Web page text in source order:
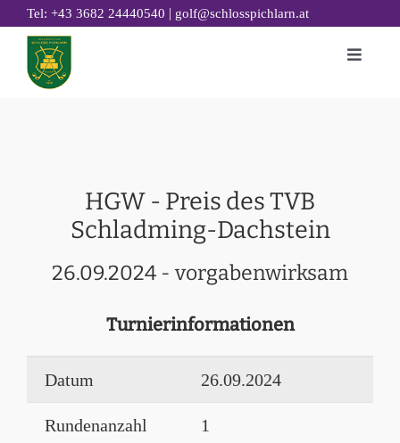
Zum
Inhalt
springen
Tel: +43 3682 24440540 | golf@schlosspichlarn.at
Toggle
GOLF ACADEMY
RESTAURANT 19
GOLFHOTEL
HGW - Preis des TVB
Schladming-Dachstein
26.09.2024 - vorgabenwirksam
Turnierinformationen
Datum 26.09.2024
Rundenanzahl 1